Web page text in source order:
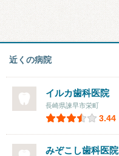
近くの病院
イルカ歯科医院
長崎県諫早市栄町
3.44
みぞこし歯科医院